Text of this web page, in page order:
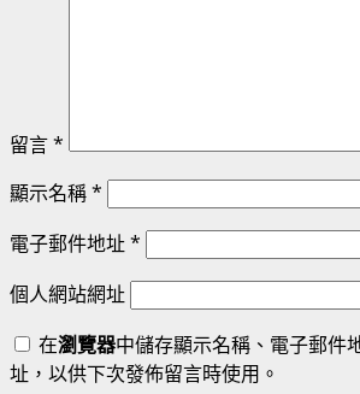
留言*
顯示名稱*
電子郵件地址*
個人網站網址
在瀏覽器中儲存顯示名稱、電子郵件
址，以供下次發佈留言時使用。